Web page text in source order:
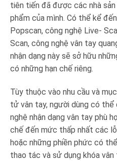
tiên tiến đã được các nhà
phẩm của mình. Có thể kể
Popscan, công nghệ Live-
Scan, công nghệ vân tay
nhận dạng này sẽ sở hữu
có những hạn chế riêng.
Tùy thuộc vào nhu cầu và
tử vân tay, người dùng có thể
nghệ nhận dạng vân tay phù
chế đến mức thấp nhất các
hoặc những phiền phức có
thao tác và sử dụng khóa vân